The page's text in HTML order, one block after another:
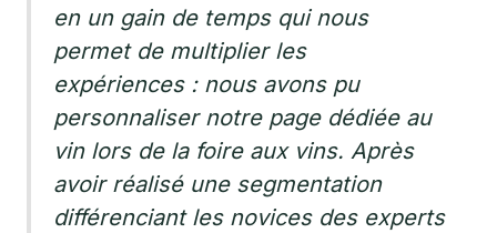
en un gain de temps qui nous
permet de multiplier les
expériences : nous avons pu
personnaliser notre page dédiée au
vin lors de la foire aux vins. Après
avoir réalisé une segmentation
différenciant les novices des experts